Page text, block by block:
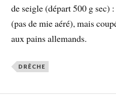
de seigle (départ 500 g sec)
(pas de mie aéré), mais
aux pains allemands.
DRÊCHE